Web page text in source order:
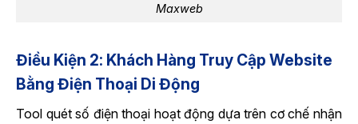
Maxweb
Điều Kiện 2: Khách Hàng Truy Cập Website
Bằng Điện Thoại Di Động
Tool quét số điện thoại hoạt động dựa trên cơ chế nhận